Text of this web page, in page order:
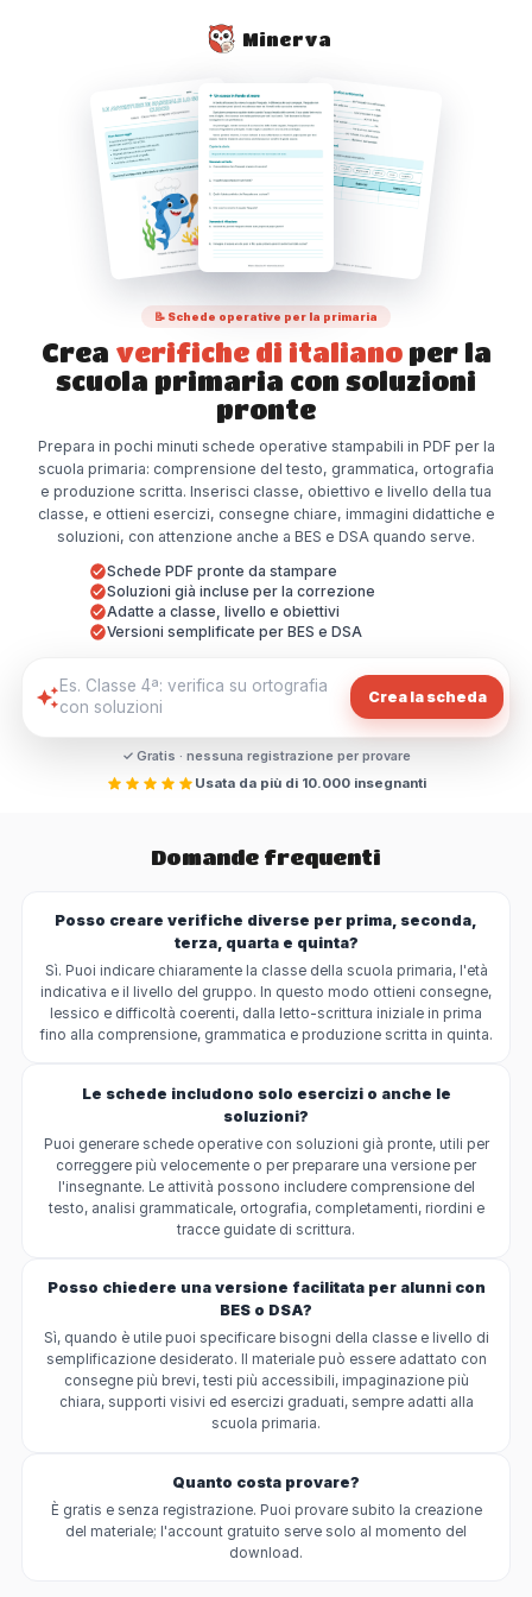
Minerva
📝 Schede operative per la primaria
Crea verifiche di italianoper la
scuola primaria con soluzioni
pronte
Prepara in pochi minuti schede operative stampabili in PDF per la
scuola primaria: comprensione del testo, grammatica, ortografia
e produzione scritta. Inserisci classe, obiettivo e livello della tua
classe, e ottieni esercizi, consegne chiare, immagini didattiche e
soluzioni, con attenzione anche a BES e DSA quando serve.
Schede PDF pronte da stampare
Soluzioni già incluse per la correzione
Adatte a classe, livello e obiettivi
Versioni semplificate per BES e DSA
Crea la scheda
✓ Gratis · nessuna registrazione per provare
Usata da più di 10.000 insegnanti
Domande frequenti
Posso creare verifiche diverse per prima, seconda,
terza, quarta e quinta?
Sì. Puoi indicare chiaramente la classe della scuola primaria, l'età
indicativa e il livello del gruppo. In questo modo ottieni consegne,
lessico e difficoltà coerenti, dalla letto-scrittura iniziale in prima
fino alla comprensione, grammatica e produzione scritta in quinta.
Le schede includono solo esercizi o anche le
soluzioni?
Puoi generare schede operative con soluzioni già pronte, utili per
correggere più velocemente o per preparare una versione per
l'insegnante. Le attività possono includere comprensione del
testo, analisi grammaticale, ortografia, completamenti, riordini e
tracce guidate di scrittura.
Posso chiedere una versione facilitata per alunni con
BES o DSA?
Sì, quando è utile puoi specificare bisogni della classe e livello di
semplificazione desiderato. Il materiale può essere adattato con
consegne più brevi, testi più accessibili, impaginazione più
chiara, supporti visivi ed esercizi graduati, sempre adatti alla
scuola primaria.
Quanto costa provare?
È gratis e senza registrazione. Puoi provare subito la creazione
del materiale; l'account gratuito serve solo al momento del
download.